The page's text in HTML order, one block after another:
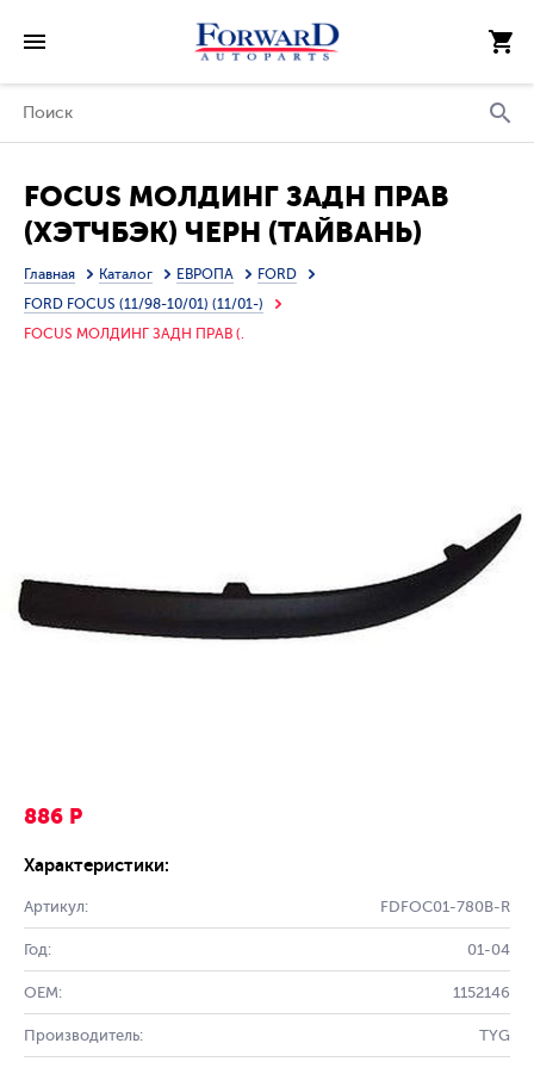
FOCUS МОЛДИНГ ЗАДН ПРАВ
(ХЭТЧБЭК) ЧЕРН (ТАЙВАНЬ)
Главная Каталог ЕВРОПА
FORD
FORD FOCUS (11/98-10/01) (11/01-)
FOCUS МОЛДИНГ ЗАДН ПРАВ (.
886 Р
Характеристики:
Артикул: FDFOC01-780B-R
Год: 01-04
OEM: 1152146
Производитель: TYG